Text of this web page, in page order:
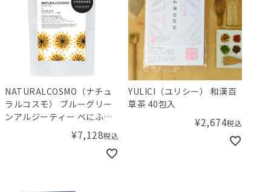
NATURALCOSMO（ナチュ
ラルコスモ） ブルーグリー
ンアルジーティー べにふう
¥7,128税込
YULICI（ユリシー） 和漢百
草茶 40包入
¥2,674税込